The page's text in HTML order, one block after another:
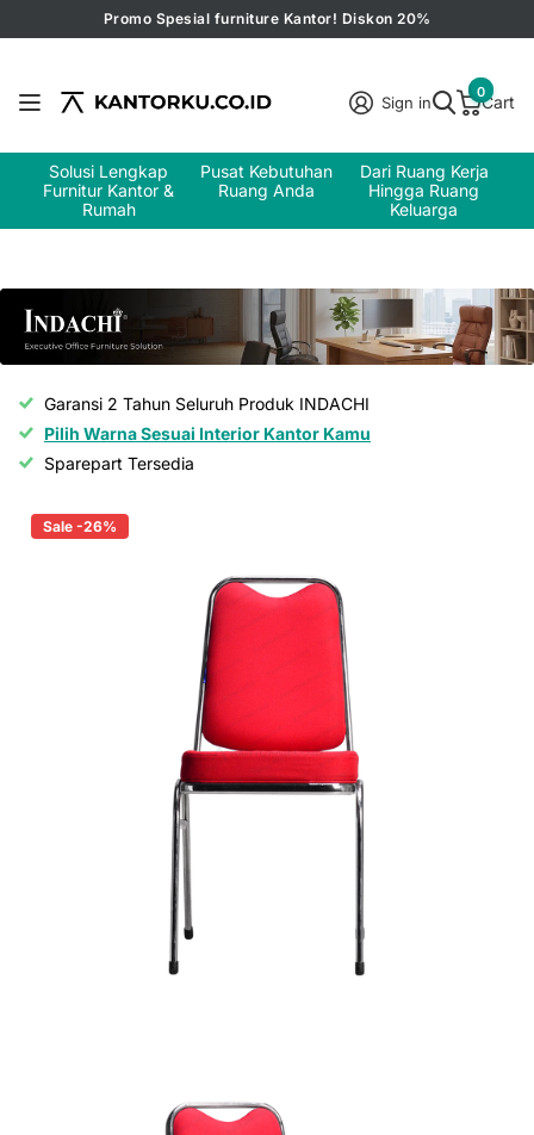
Promo Spesial furniture Kantor! Diskon 20%
Sign in Cart
0
Solusi Lengkap
Furnitur Kantor &
Rumah
Pusat Kebutuhan
Ruang Anda
Dari Ruang Kerja
Hingga Ruang
Keluarga
Garansi 2 Tahun Seluruh Produk INDACHI
Pilih Warna Sesuai Interior Kantor Kamu
Sparepart Tersedia
Sale -26%